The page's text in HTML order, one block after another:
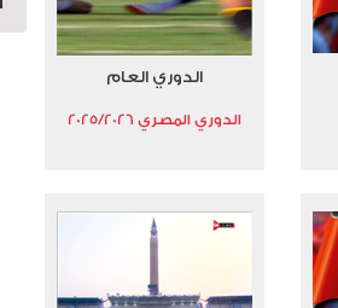
الدوري العام
الدوري المصري 2025/2026